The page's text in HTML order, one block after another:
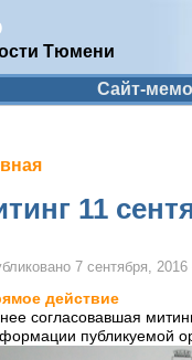
Тюмени
Сайт-
здесь
11
7 сентября, 2016
действие
согласовавшая
публикуемой